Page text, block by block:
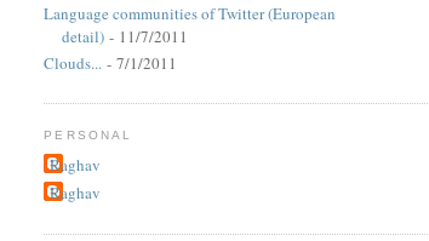
Language communities of Twitter (European
detail) - 11/7/2011
Clouds... - 7/1/2011
PERSONAL
Raghav
Raghav